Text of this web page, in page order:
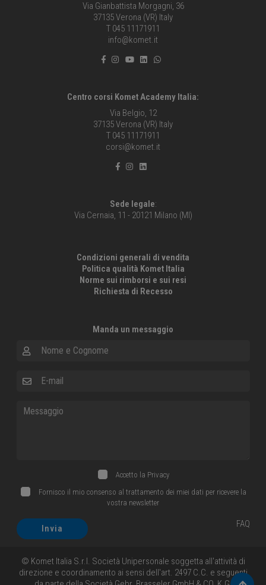
Via Gianbattista Morgagni, 36
37135 Verona (VR) Italy
T 045 11171911
info@komet.it
Centro corsi Komet Academy Italia:
Via Belgio, 12
37135 Verona (VR) Italy
T 045 11171911
corsi@komet.it
Sede legale:
Via Cernaia, 11 - 20121 Milano (MI)
Condizioni generali di vendita
Politica qualità Komet Italia
Norme sui rimborsi e sui resi
Richiesta di Recesso
Manda un messaggio
Accetto la Privacy
Fornisco il mio consenso al trattamento dei miei dati per ricevere la
vostra newsletter
Invia FAQ
© Komet Italia S.r.l. Società Unipersonale soggetta all'attività di
direzione e coordinamento ai sensi dell'art. 2497 C.C. e seguenti